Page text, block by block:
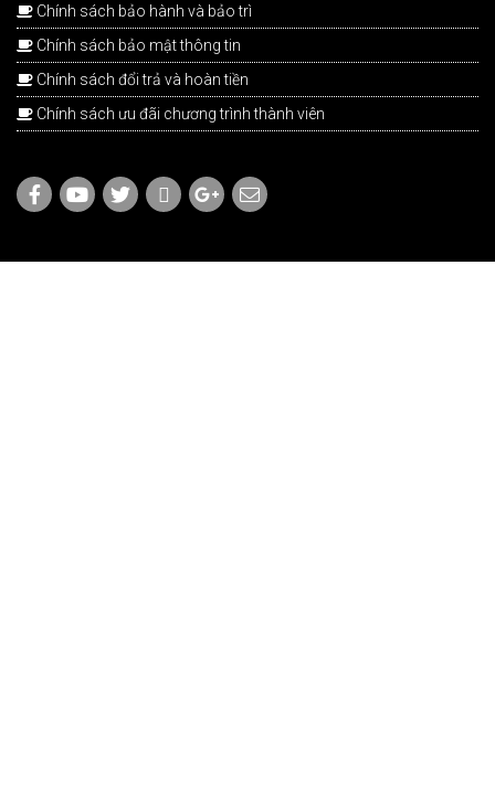
Chính sách bảo hành và bảo trì
Chính sách bảo mật thông tin
Chính sách đổi trả và hoàn tiền
Chính sách ưu đãi chương trình thành viên